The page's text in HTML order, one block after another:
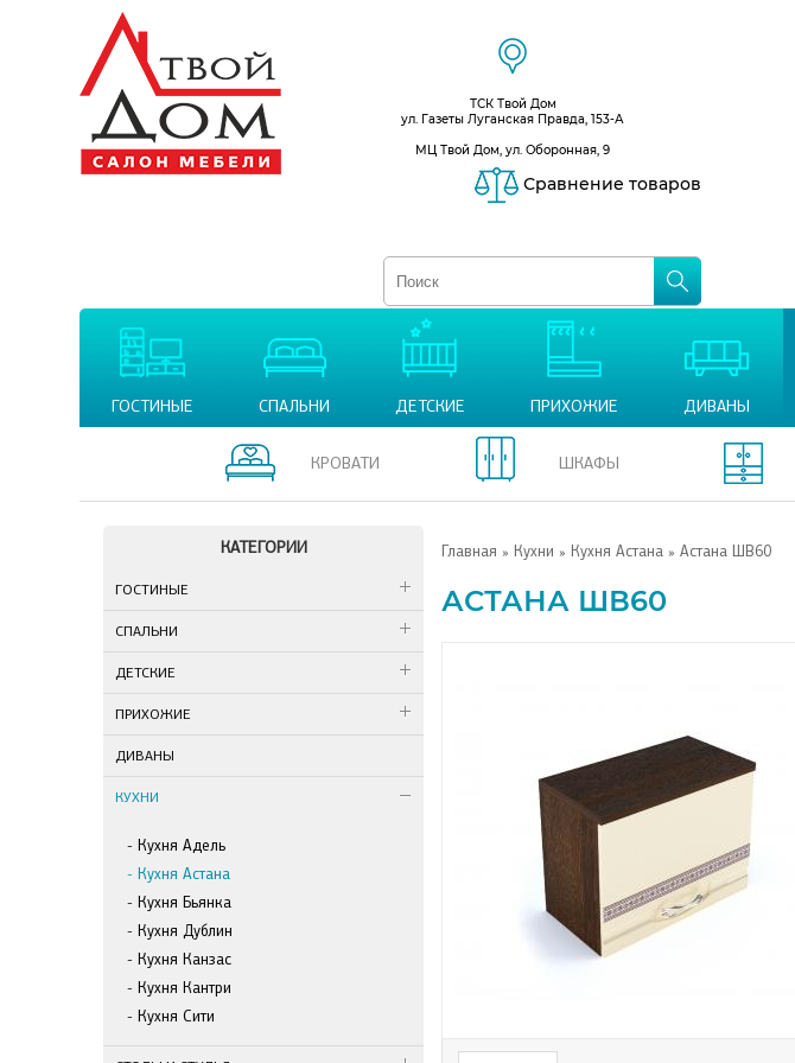
ТСК Твой Дом
ул. Газеты Луганская Правда, 153-А
МЦ Твой Дом, ул. Оборонная, 9
Сравнение товаров
ГОСТИНЫЕ СПАЛЬНИ ДЕТСКИЕ ПРИХОЖИЕ ДИВАНЫ
КРОВАТИ ШКАФЫ
КАТЕГОРИИ
ГОСТИНЫЕ
СПАЛЬНИ
ДЕТСКИЕ
ПРИХОЖИЕ
ДИВАНЫ
КУХНИ
Кухня Адель
Кухня Астана
Кухня Бьянка
Кухня Дублин
Кухня Канзас
Кухня Кантри
Кухня Сити
Главная » Кухни » Кухня Астана » Астана ШВ60
АСТАНА ШВ60